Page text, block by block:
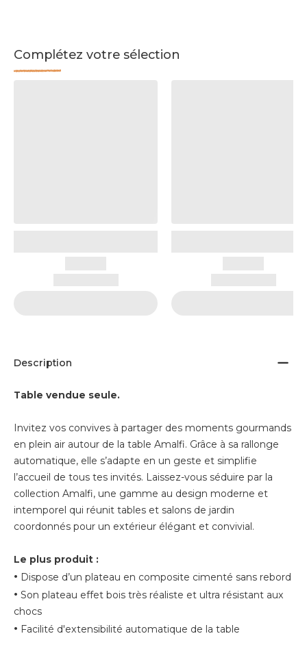
Complétez votre sélection
Description
Table vendue seule.
Invitez vos convives à partager des moments gourmands
en plein air autour de la table Amalfi. Grâce à sa rallonge
automatique, elle s’adapte en un geste et simplifie
l’accueil de tous tes invités. Laissez-vous séduire par la
collection Amalfi, une gamme au design moderne et
intemporel qui réunit tables et salons de jardin
coordonnés pour un extérieur élégant et convivial.
Le plus produit :
• Dispose d’un plateau en composite cimenté sans rebord
• Son plateau effet bois très réaliste et ultra résistant aux
chocs
• Facilité d'extensibilité automatique de la table